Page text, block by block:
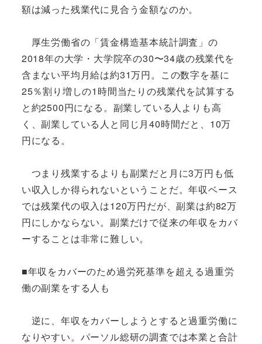
額は減った残業代に見合う金額なのか。
厚生労働省の「賃金構造基本統計調査」の
2018年の大学・大学院卒の30〜34歳の残業代を
含まない平均月給は約31万円。この数字を基に
25％割り増しの1時間当たりの残業代を試算する
と約2500円になる。副業している人よりも高
く、副業している人と同じ月40時間だと、10万
円になる。
つまり残業するよりも副業だと月に3万円も低
い収入しか得られないということだ。年収ベース
では残業代の収入は120万円だが、副業は約82万
円にしかならない。副業だけで従来の年収をカバ
ーすることは非常に難しい。
■年収をカバーのため過労死基準を超える過重労
働の副業をする人も
逆に、年収をカバーしようとすると過重労働に
なりやすい。パーソル総研の調査では本業と合計